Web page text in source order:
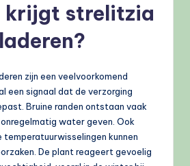
krijgt strelitzia
zijn een veelvoorkomend
een signaal dat de verzorging
Bruine randen ontstaan vaak
water geven. Ook
kunnen
De plant reageert gevoelig